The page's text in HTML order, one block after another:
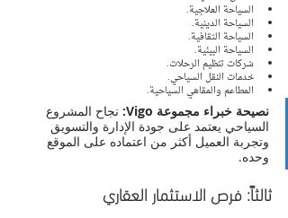
السياحة العلاجية.
السياحة الدينية.
السياحة الثقافية.
السياحة البيئية.
شركات تنظيم الرحلات.
خدمات النقل السياحي.
المطاعم والمقاهي السياحية.
نصيحة خبراء مجموعة Vigo:
نجاح المشروع
السياحي يعتمد على جودة الإدارة والتسويق
وتجربة العميل أكثر من اعتماده على الموقع
وحده.
ثالثاً: فرص الاستثمار العقاري